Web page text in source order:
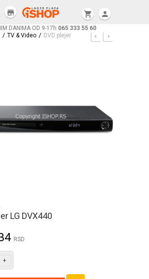
DANIMA OD 9-17h 065 333 55 60
shopping_cart person
store
/ TV & Video / DVD plejer
LG DVX440
RSD
+